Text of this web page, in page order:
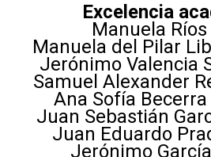
Excelencia
Manuela
Manuela del Pilar
Jerónimo Valencia
Samuel Alexander
Ana Sofía
Juan Sebastián
Juan Eduardo
Jerónimo